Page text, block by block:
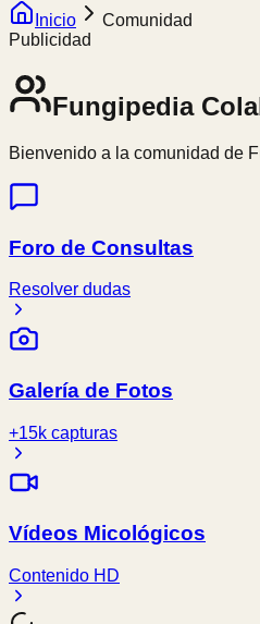
Inicio
Comunidad
Publicidad
Fungipedia
Bienvenido a la comunidad de
Foro de Consultas
Resolver dudas
Galería de Fotos
+15k capturas
Vídeos Micológicos
Contenido HD